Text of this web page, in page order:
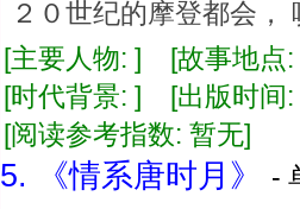
２０世纪的摩登都会
[主要人物: ] [故事地
[时代背景: ] [出版时
[阅读参考指数: 暂无]
5. 《情系唐时月》
-